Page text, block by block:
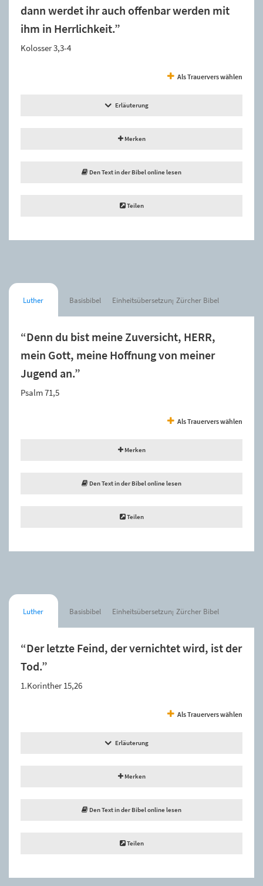
dann werdet ihr auch offenbar werden mit
ihm in Herrlichkeit.”
Kolosser 3,3-4
Als Trauervers wählen
Erläuterung
Merken
Den Text in der Bibel online lesen
Teilen
Luther Basisbibel Einheitsübersetzung Zürcher Bibel
“Denn du bist meine Zuversicht, HERR,
mein Gott, meine Hoffnung von meiner
Jugend an.”
Psalm 71,5
Als Trauervers wählen
Merken
Den Text in der Bibel online lesen
Teilen
Luther Basisbibel Einheitsübersetzung Zürcher Bibel
“Der letzte Feind, der vernichtet wird, ist der
Tod.”
1.Korinther 15,26
Als Trauervers wählen
Erläuterung
Merken
Den Text in der Bibel online lesen
Teilen